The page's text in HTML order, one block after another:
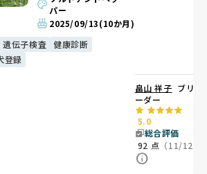
パー
2025/09/13(10か月)
遺伝子検査
健康診断
登録
畠山 祥子 ブリ
ーダー
5.0
総合評価
92 点 （11/12）